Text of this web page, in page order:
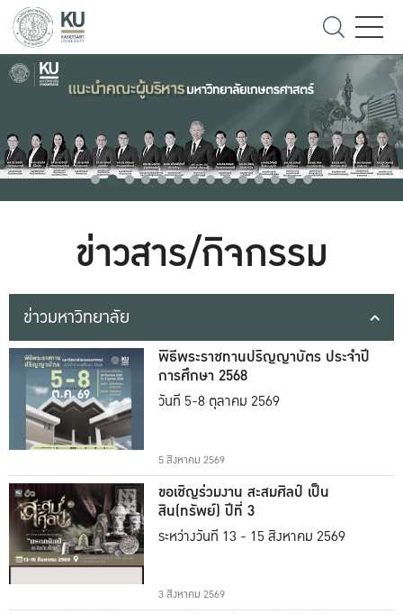
ข่าวสาร/กิจกรรม
ข่าวมหาวิทยาลัย
พิธีพระราชทานปริญญาบัตร ประจำปี
การศึกษา 2568
วันที่ 5-8 ตุลาคม 2569
5 สิงหาคม 2569
ขอเชิญร่วมงาน สะสมศิลป์ เป็น
สิน(ทรัพย์) ปีที่ 3
ระหว่างวันที่ 13 - 15 สิงหาคม 2569
3 สิงหาคม 2569